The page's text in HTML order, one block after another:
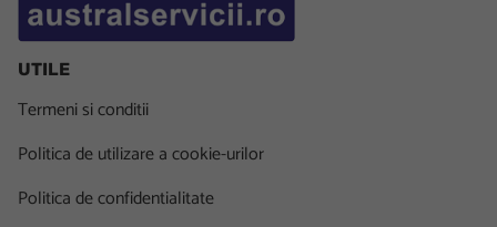
UTILE
Termeni si conditii
Politica de utilizare a cookie-urilor
Politica de confidentialitate